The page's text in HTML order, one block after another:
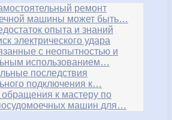
ремонт
машины может быть…
опыта и знаний
электрического удара
с неопытностью и
использованием…
последствия
подключения к…
обращения к мастеру по
машин для…